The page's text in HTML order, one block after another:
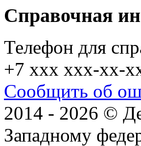
Справочная
Телефон для
+7 xxx xxx-xx-
Сообщить об
2014 - 2026 ©
Западному